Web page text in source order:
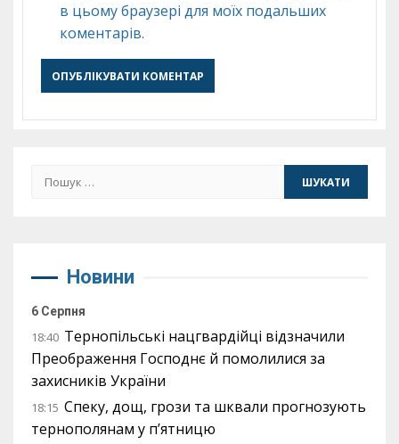
в цьому браузері для моїх подальших
коментарів.
Пошук:
Новини
6 Серпня
18:40 Тернопільські нацгвардійці відзначили
Преображення Господнє й помолилися за
захисників України
18:15 Спеку, дощ, грози та шквали прогнозують
тернополянам у п’ятницю